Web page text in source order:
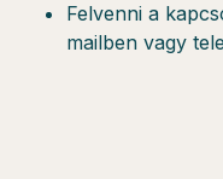
Felvenni a
mailben vagy